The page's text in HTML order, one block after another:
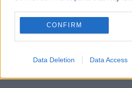
CONFIRM
Data Deletion Data Access